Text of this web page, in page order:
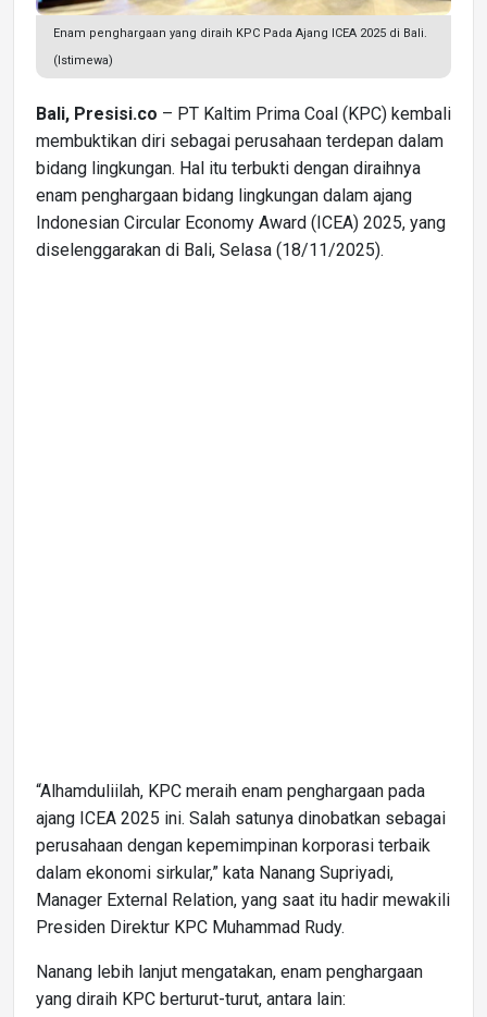
Enam penghargaan yang diraih KPC Pada Ajang ICEA 2025 di Bali.
(Istimewa)
Bali, Presisi.co – PT Kaltim Prima Coal (KPC) kembali
membuktikan diri sebagai perusahaan terdepan dalam
bidang lingkungan. Hal itu terbukti dengan diraihnya
enam penghargaan bidang lingkungan dalam ajang
Indonesian Circular Economy Award (ICEA) 2025, yang
diselenggarakan di Bali, Selasa (18/11/2025).
“Alhamduliilah, KPC meraih enam penghargaan pada
ajang ICEA 2025 ini. Salah satunya dinobatkan sebagai
perusahaan dengan kepemimpinan korporasi terbaik
dalam ekonomi sirkular,” kata Nanang Supriyadi,
Manager External Relation, yang saat itu hadir mewakili
Presiden Direktur KPC Muhammad Rudy.
Nanang lebih lanjut mengatakan, enam penghargaan
yang diraih KPC berturut-turut, antara lain: